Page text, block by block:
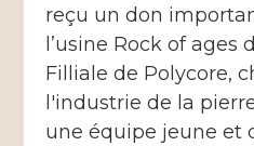
reçu un don
l’usine Rock of ages
Filliale de Polycore,
l'industrie de la
une équipe jeune et